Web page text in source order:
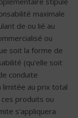
maximale
de ou lié au
ou
soit la forme de
(qu’elle soit
conduite
limitée au prix total
produits ou
s’appliquera